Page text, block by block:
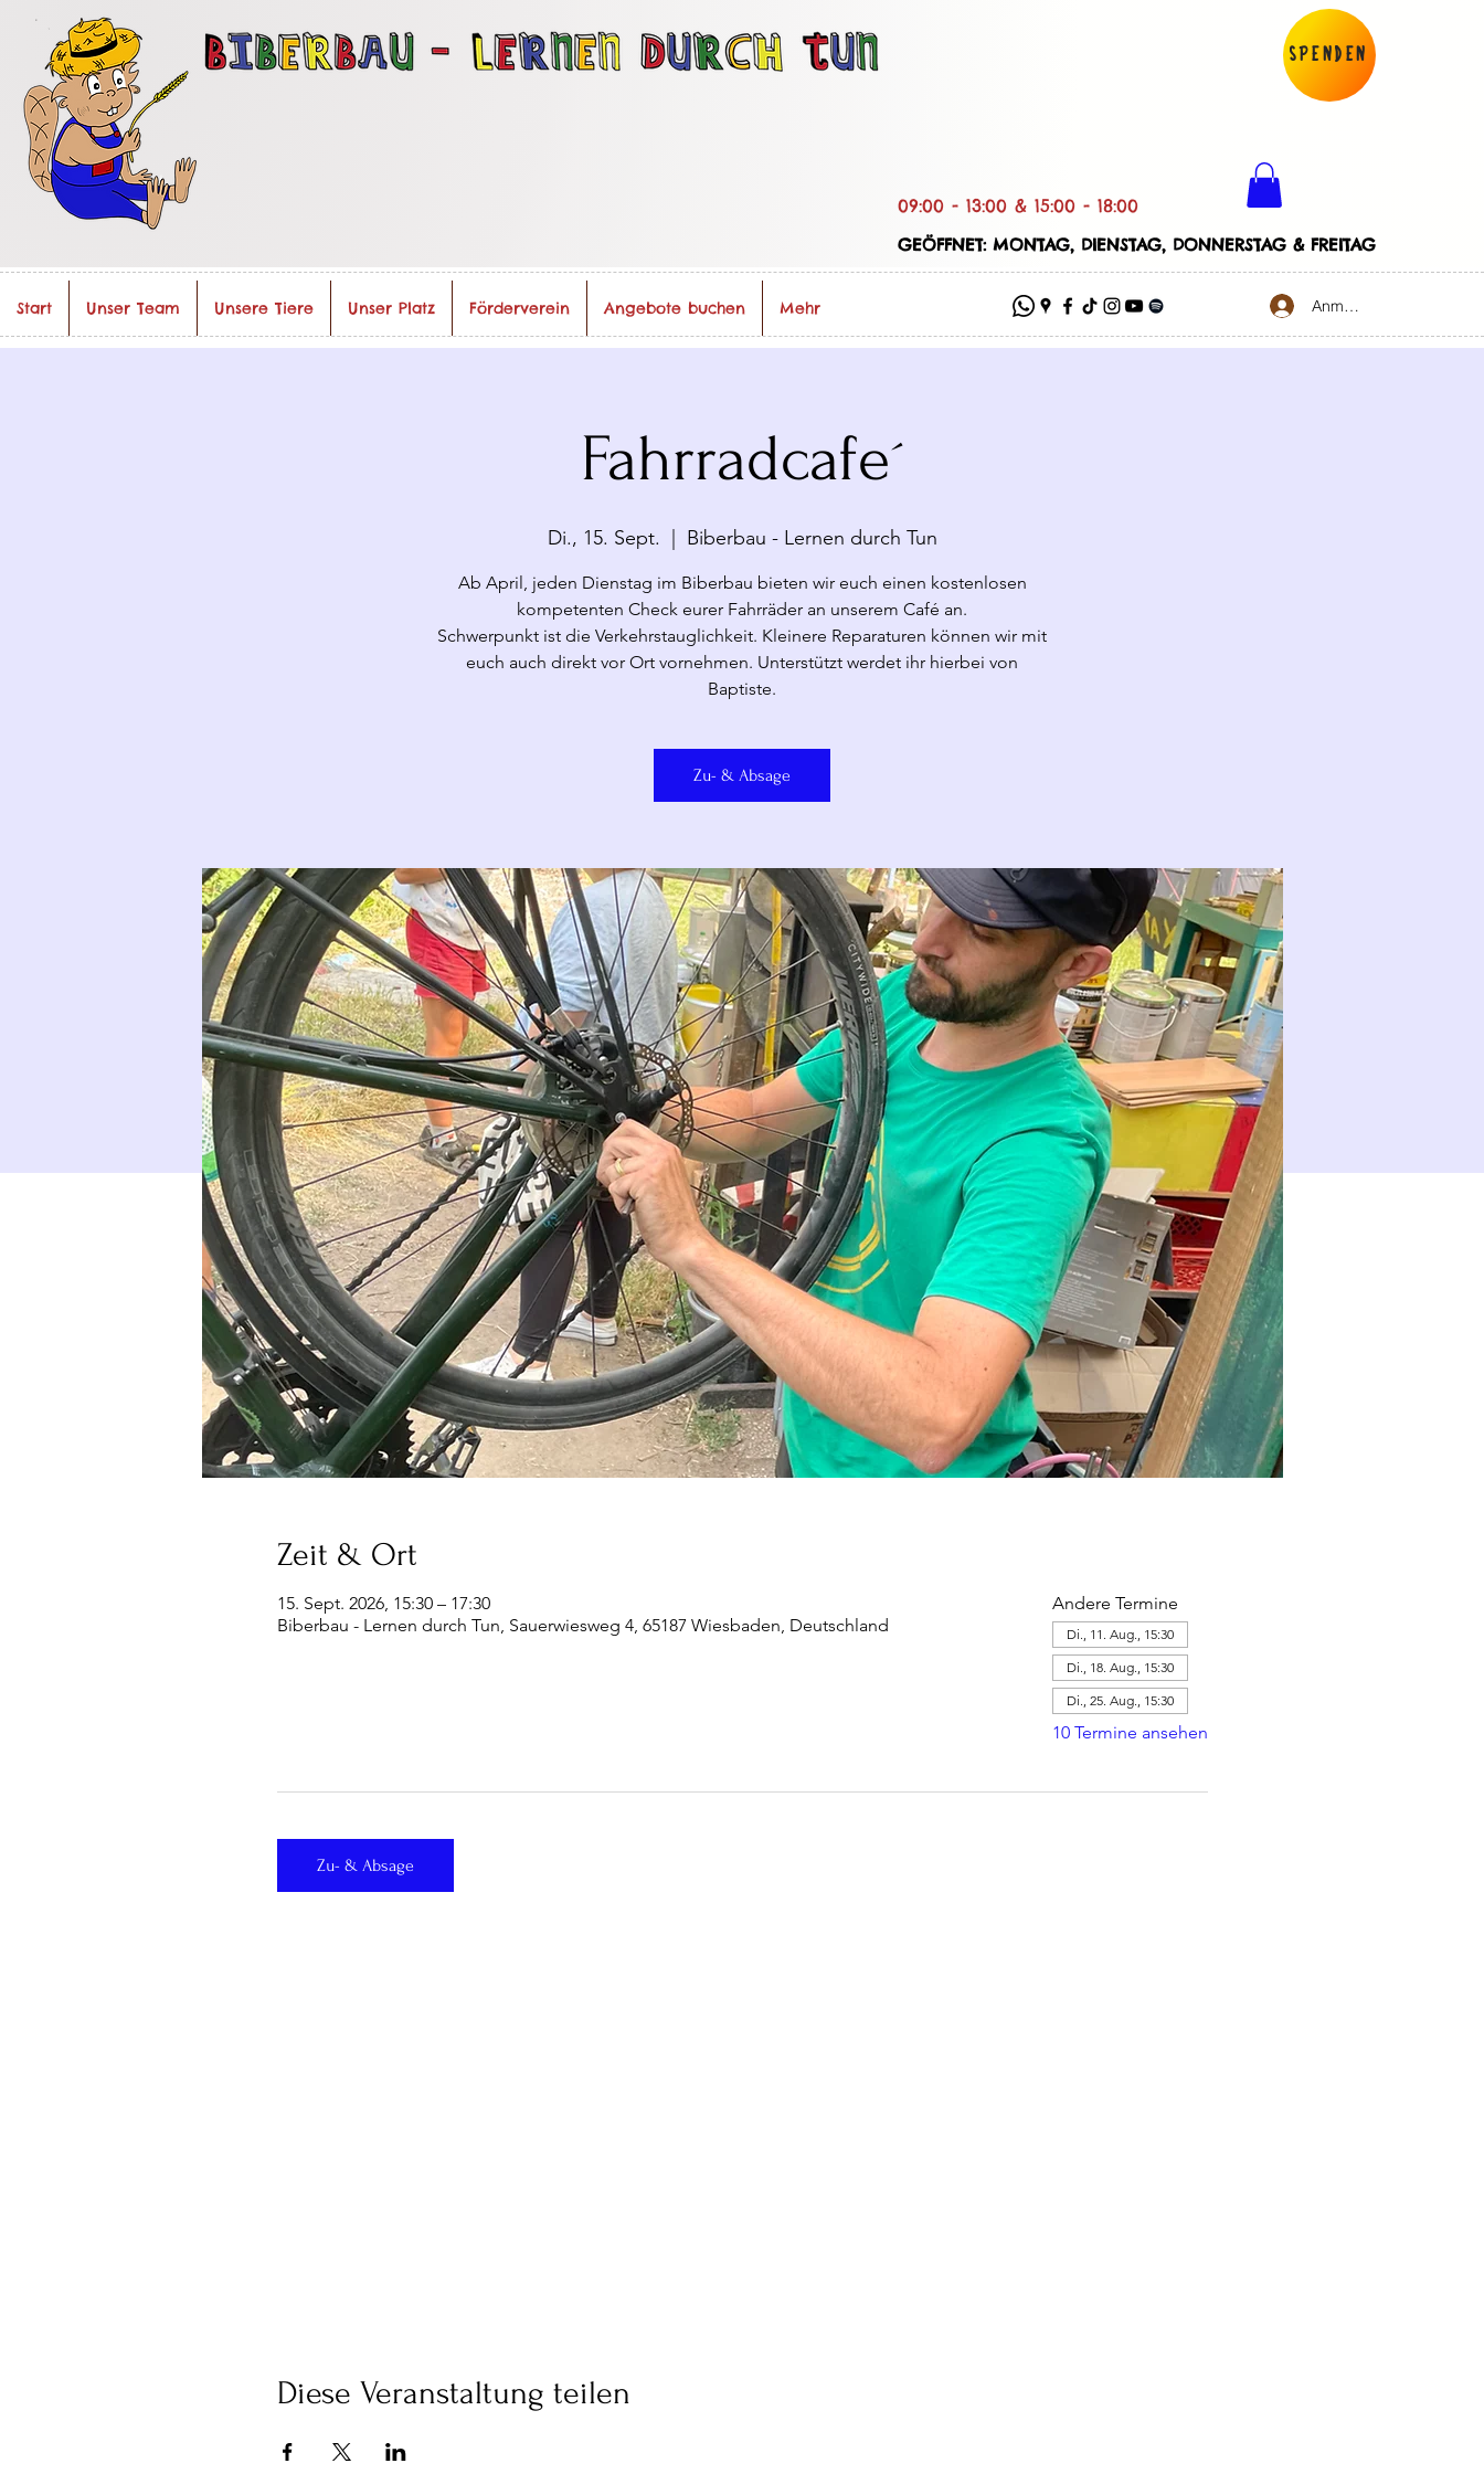
09:00 - 13:00 & 15:00 - 18:00
Spenden
GEÖFFNET: MONTAG, DIENSTAG, DONNERSTAG & FREITAG
Start Unser Team Unsere Tiere Unser Platz Förderverein Angebote buchen Mehr Anmelden
Fahrradcafe´
Di., 15. Sept. Biberbau - Lernen durch Tun
Ab April, jeden Dienstag im Biberbau bieten wir euch einen kostenlosen
kompetenten Check eurer Fahrräder an unserem Café an.
Schwerpunkt ist die Verkehrstauglichkeit. Kleinere Reparaturen können wir mit
euch auch direkt vor Ort vornehmen. Unterstützt werdet ihr hierbei von
Baptiste.
Zu- & Absage
Zeit & Ort
15. Sept. 2026, 15:30 – 17:30
Biberbau - Lernen durch Tun, Sauerwiesweg 4, 65187 Wiesbaden, Deutschland
Andere Termine
Di., 11. Aug., 15:30
Di., 18. Aug., 15:30
Di., 25. Aug., 15:30
10 Termine ansehen
Zu- & Absage
Diese Veranstaltung teilen